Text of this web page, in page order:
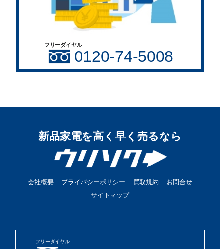
フリーダイヤル
0120-74-5008
新品家電を高く早く売るなら
会社概要 プライバシーポリシー 買取規約
お問合せ
サイトマップ
フリーダイヤル